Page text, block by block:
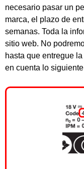
necesario pasar un
marca, el plazo de
semanas. Toda la
sitio web. No
hasta que entregue
en cuenta lo